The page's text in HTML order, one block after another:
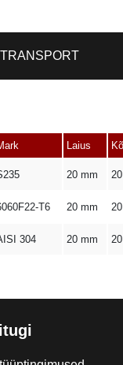
TRANSPORT
Laius
20 mm
T6 20 mm
304 20 mm